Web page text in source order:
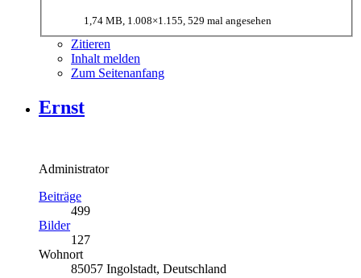
1,74 MB, 1.008×1.155, 529 mal angesehen
Zitieren
Inhalt melden
Zum Seitenanfang
Ernst
Administrator
Beiträge
499
Bilder
127
Wohnort
85057 Ingolstadt, Deutschland